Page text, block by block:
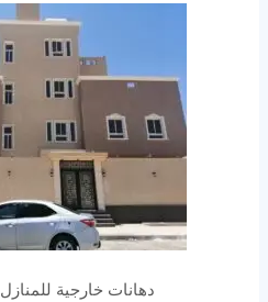
دهانات خارجية للمنازل 2020 جوتن جدة